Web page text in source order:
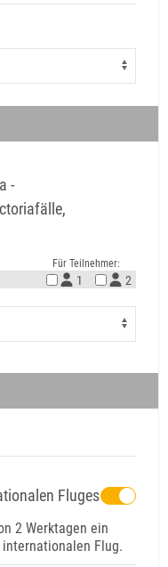
-
Für Teilnehmer:
1 2
Fluges
2 Werktagen ein
Flug.